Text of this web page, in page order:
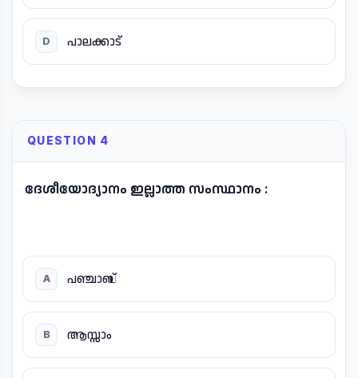
D പാലക്കാട്
QUESTION 4
ദേശീയോദ്യാനം ഇല്ലാത്ത സംസ്ഥാനം :
A പഞ്ചാബ്
B ആസ്സാം